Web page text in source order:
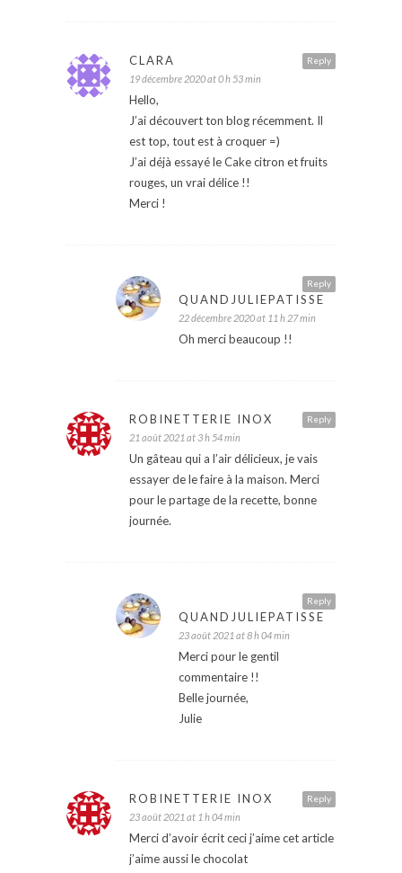
Reply
CLARA
19 décembre 2020 at 0 h 53 min
Hello,
J’ai découvert ton blog récemment. Il
est top, tout est à croquer =)
J’ai déjà essayé le Cake citron et fruits
rouges, un vrai délice !!
Merci !
Reply
QUANDJULIEPATISSE
22 décembre 2020 at 11 h 27 min
Oh merci beaucoup !!
Reply
ROBINETTERIE INOX
21 août 2021 at 3 h 54 min
Un gâteau qui a l’air délicieux, je vais
essayer de le faire à la maison. Merci
pour le partage de la recette, bonne
journée.
Reply
QUANDJULIEPATISSE
23 août 2021 at 8 h 04 min
Merci pour le gentil
commentaire !!
Belle journée,
Julie
Reply
ROBINETTERIE INOX
23 août 2021 at 1 h 04 min
Merci d’avoir écrit ceci j’aime cet article
j’aime aussi le chocolat